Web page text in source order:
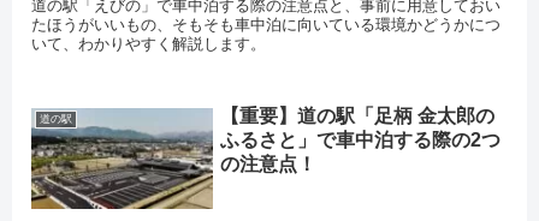
道の駅「えびの」で車中泊する際の注意点と、事前に用意しておい
たほうがいいもの、そもそも車中泊に向いている環境かどうかにつ
いて、わかりやすく解説します。
道の駅
【重要】道の駅「足柄 金太郎の
ふるさと」で車中泊する際の2つ
の注意点！